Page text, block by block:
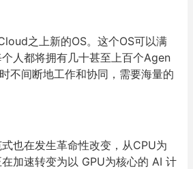
之上新的OS。这个OS可以满
人都将拥有几十甚至上百个Agen
不间断地工作和协同，需要海量的
也在发生革命性改变，从CPU为
加速转变为以 GPU为核心的 AI 计